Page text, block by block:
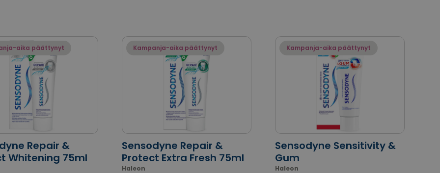
aika päättynyt
Repair &
Whitening 75ml
Kampanja-aika päättynyt
Sensodyne Repair &
Protect Extra Fresh 75ml
Haleon
Kampanja-aika päättynyt
Sensodyne Sensitivity &
Gum
Haleon